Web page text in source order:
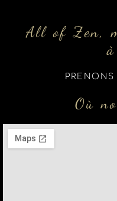
All of Zen,
Où